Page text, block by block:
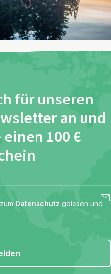
für unseren
an und
100 €
Datenschutz gelesen und